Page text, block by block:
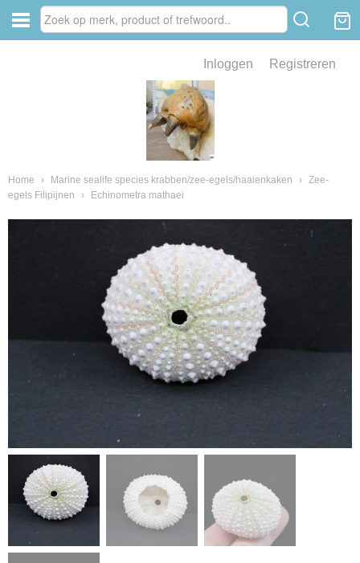
Inloggen Registreren
Home › Marine sealife species krabben/zee-egels/haaienkaken › Zee-
egels Filipijnen
› Echinometra mathaei
van fossielen en mineralen